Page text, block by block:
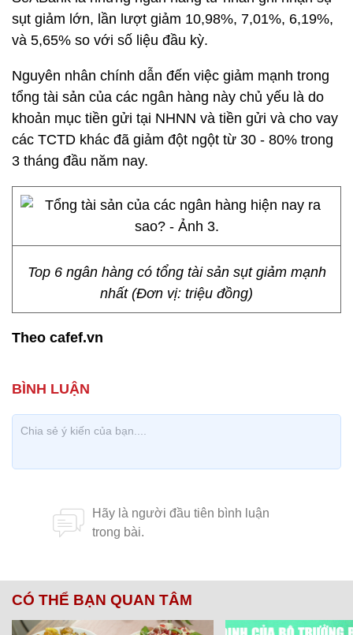
sụt giảm lớn, lần lượt giảm 10,98%, 7,01%, 6,19%,
và 5,65% so với số liệu đầu kỳ.
Nguyên nhân chính dẫn đến việc giảm mạnh trong
tổng tài sản của các ngân hàng này chủ yếu là do
khoản mục tiền gửi tại NHNN và tiền gửi và cho vay
các TCTD khác đã giảm đột ngột từ 30 - 80% trong
3 tháng đầu năm nay.
Top 6 ngân hàng có tổng tài sản sụt giảm mạnh
nhất (Đơn vị: triệu đồng)
Theo cafef.vn
CÓ THỂ BẠN QUAN TÂM